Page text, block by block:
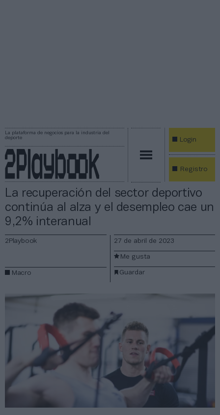
La plataforma de negocios para la industria del
deporte
Login
Registro
La recuperación del sector deportivo
continúa al alza y el desempleo cae un
9,2% interanual
2Playbook
Macro
27 de abril de 2023
Guardar
Me gusta